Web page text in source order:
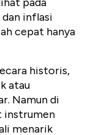
inflasi
cepat hanya
historis,
atau
Namun di
instrumen
menarik